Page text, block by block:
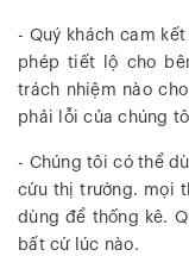
- Quý khách cam
phép tiết lộ cho
trách nhiệm nào
phải lỗi của chúng
- Chúng tôi có thể
cứu thị trường. mọi
dùng để thống kê.
bất cứ lúc nào.